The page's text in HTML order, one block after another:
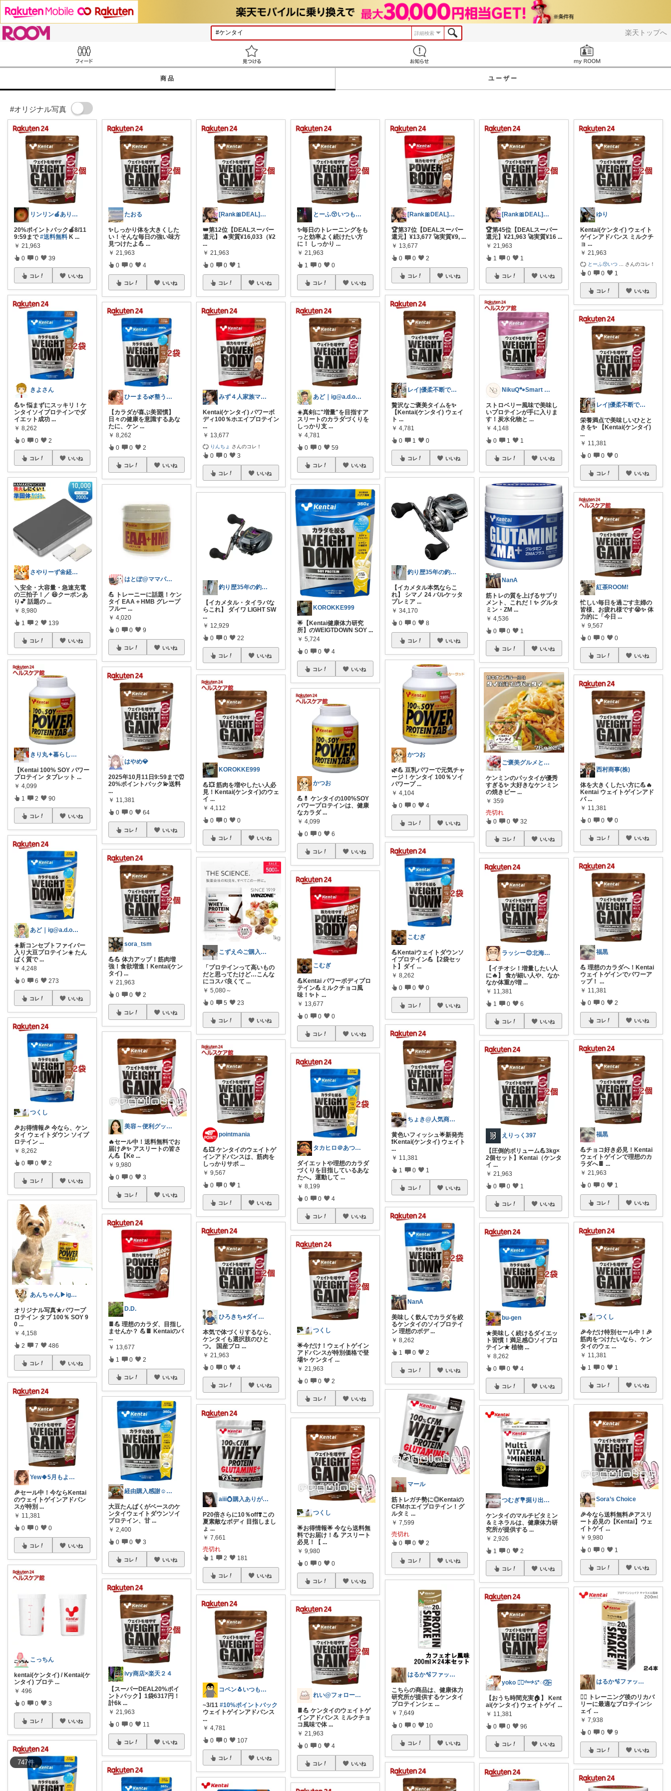
楽天トップへ
詳細検索
商品 ユーザー
#オリジナル写真
747件
リンリン🍎ありがとうございます😊
20%ポイントバック🍎8/11
9:59まで#送料無料 K ...
￥ 21,963
0 0 39
コレ いいね
きよさん
💪✨ 悩まずにスッキリ！ケ
ンタイソイプロテインでダ
イエット成功 ...
￥ 8,262
0 0 2
コレ いいね
さやりーず🌼経由購入ありがとう
＼安全・大容量・急速充電
の三拍子！／ 😆クーポンあ
り💕 話題の ...
￥ 8,980
1 2 139
コレ いいね
きり丸✦暮らしが整う日用雑貨セレクト🐇
【Kentai 100% SOY パワー
プロテイン タブレット ...
￥ 4,099
1 2 90
コレ いいね
あど｜ig@a.d.o_protein
☀️新コンセプトファイバー
入り大豆プロテイン☀️ たん
ぱく質で ...
￥ 4,248
0 6 273
コレ いいね
つくし
🎉お得情報🎉 今なら、ケン
タイ ウェイトダウン ソイプ
ロテイン ...
￥ 8,262
0 0 2
コレ いいね
あんちゃん▶︎ig♔haruan7509
オリジナル写真★パワープ
ロテイン タブ 100％ SOY 9
0 ...
￥ 4,158
2 7 486
コレ いいね
Yew🍀5月もよろしく♪
🎉セール中！今ならKentai
のウェイトゲインアドバン
スが特別 ...
￥ 11,381
0 0 0
コレ いいね
こっちん
kentai(ケンタイ) / Kentai(ケ
ンタイ) プロテ ...
￥ 496
0 0 3
コレ いいね
たおる
✨しっかり体を大きくした
い！そんな毎日の強い味方
見つけたよ💪...
￥ 21,963
0 0 4
コレ いいね
ひーまる🌿整う暮らしと成分美容
【カラダが喜ぶ美習慣】
日々の健康を意識するあな
たに、ケン ...
￥ 8,262
0 0 2
コレ いいね
はとぽ@ママパパの神育児グッズ✨
💪 トレーニーに話題！ケン
タイ EAA＋HMB グレープ
フルー ...
￥ 4,020
0 0 9
コレ いいね
はやめ💎
2025年10月11日9:59まで⏰
20%ポイントバック💫送料
...
￥ 11,381
0 0 64
コレ いいね
sora_tsm
💪💪 体力アップ！筋肉増
強！食欲増進！Kentai(ケン
タイ) ...
￥ 21,963
0 0 2
コレ いいね
美容～便利グッズメイン✨
🔥セール中！送料無料でお
届け🎉✨ アスリートの皆さ
ん💪【Ke ...
￥ 9,980
0 0 3
コレ いいね
D.D.
🍫💪 理想のカラダ、目指し
ませんか？ 💪🍫 Kentaiのパ
...
￥ 13,677
1 0 2
コレ いいね
経由購入感謝☺️穏やかママ☃️
大豆たんぱくがベースのケ
ンタイウェイトダウンソイ
プロテイン、甘 ...
￥ 2,400
0 0 3
コレ いいね
ivy商店×楽天２４
【スーパーDEAL20%ポイ
ントバック】1袋6317円！
計6k ...
￥ 21,963
0 0 11
コレ いいね
[Rank🎀DEAL]毎日コレ＠ano
👑第12位【DEALスーパー
還元】 🔥実質¥16,033（¥2
...
￥ 21,963
0 0 1
コレ いいね
みず４人家族ママ★３０代子育て奮闘中🙆
Kentai(ケンタイ) パワーボ
ディ100％ホエイプロテイン
...
￥ 13,677
りんちょ さんのコレ！
0 0 3
コレ いいね
釣り歴35年の釣り道具録
【イカメタル・タイラバな
らこれ】 ダイワ LIGHT SW
...
￥ 12,929
0 0 22
コレ いいね
KOROKKE999
💪💥 筋肉を増やしたい人必
見！Kentai(ケンタイ)のウェ
イ ...
￥ 4,112
0 0 0
コレ いいね
こずえ🐴ご購入ありがとうございます✨
「プロテインって高いもの
だと思ってたけど…こんな
にコスパ良くて ...
￥ 5,080～
0 5 23
コレ いいね
pointmania
💪💥 ケンタイのウェイトゲ
インアドバンスは、筋肉を
しっかりサポ ...
￥ 9,567
0 0 1
コレ いいね
ひろきち⭐︎ダイエットのプロ
本気で体づくりするなら、
ケンタイも選択肢のひと
つ。 国産プロ ...
￥ 21,963
0 0 4
コレ いいね
aiii💍購入ありがとうございます☺️
P20倍さらに10％off❣️この
夏素敵なボディ 目指しまし
ょ ...
￥ 7,661
売切れ
1 2 181
コレ いいね
コペン🐧いつもありがとう✨
~3/11#10%ポイントバック
ウェイトゲインアドバンス
...
￥ 4,781
0 0 107
コレ いいね
とーふ😚いつもご購入感謝です🙇
✨毎日のトレーニングをも
っと効率よく続けたい方
に！ しっかり ...
￥ 21,963
1 0 0
コレ いいね
あど｜ig@a.d.o_protein
☀️真剣に"増量"を目指すア
スリートのカラダづくりを
しっかり支 ...
￥ 4,781
0 0 59
コレ いいね
KOROKKE999
🌟【Kentai健康体力研究
所】のWEIGTDOWN SOY...
￥ 5,724
0 0 4
コレ いいね
かつお
💪💊 ケンタイの100%SOY
パワープロテインは、健康
なカラダ ...
￥ 4,099
0 0 6
コレ いいね
こむぎ
💪Kentai パワーボディプロ
テイン💪ミルクチョコ風
味！✨ト ...
￥ 13,677
0 0 0
コレ いいね
タカヒロ＠あつまれどうぶつの森
ダイエットや理想のカラダ
づくりを目指しているあな
たへ。運動して ...
￥ 8,199
0 0 4
コレ いいね
つくし
🌟今だけ！ウェイトゲイン
アドバンスが特別価格で登
場✨ ケンタイ ...
￥ 21,963
0 0 2
コレ いいね
つくし
🌟お得情報🌟 今なら送料無
料でお届け！💪 アスリート
必見！【 ...
￥ 9,980
0 0 0
コレ いいね
れい@フォロー＆経由購入感謝です♪
🍫💪 ケンタイのウェイトゲ
インアドバンス ミルクチョ
コ風味で体 ...
￥ 21,963
0 0 4
コレ いいね
[Rank🎀DEAL]毎日コレ@ano
🏆第37位【DEALスーパー
還元】¥13,677 🚀実質¥9, ...
￥ 13,677
0 0 2
コレ いいね
レイ|優柔不断で選べない🥲
贅沢なご褒美タイムを✨
【Kentai(ケンタイ) ウェイ
ト ...
￥ 4,781
0 1 0
コレ いいね
釣り歴35年の釣り道具録
【イカメタル本気ならこ
れ】 シマノ 24 バルケッタ
プレミア ...
￥ 34,170
0 0 8
コレ いいね
かつお
🌿💪 豆乳パワーで元気チャ
ージ！ケンタイ 100％ソイ
パワープ ...
￥ 4,104
0 0 4
コレ いいね
こむぎ
💪Kentaiウェイトダウンソ
イプロテイン💪【2袋セッ
ト】ダイ ...
￥ 8,262
0 0 0
コレ いいね
ちょき@人気商品紹介いつも購入ありがとう
黄色いフィッシュ🌟新発売
❗️Kentai(ケンタイ) ウェイト
...
￥ 11,381
1 0 1
コレ いいね
NanA
美味しく飲んでカラダを絞
るケンタイのソイプロテイ
ン 理想のボデ ...
￥ 8,262
1 0 2
コレ いいね
マール
筋トレガチ勢に◎Kentaiの
CFMホエイプロテイン！グ
ルタミ ...
￥ 7,599
売切れ
0 0 2
コレ いいね
はるか🫧ファッション・日用品・ヨガ
こちらの商品は、健康体力
研究所が提供するケンタイ
プロテインシェ ...
￥ 7,649
0 0 10
コレ いいね
[Rank🎀DEAL]毎日コレ@ano
🏆第45位【DEALスーパー
還元】¥21,963 🚀実質¥16 ...
￥ 21,963
1 0 1
コレ いいね
NikuQ🐾Smart Choice
ストロベリー風味で美味し
いプロテインが手に入りま
す！炭水化物と ...
￥ 4,148
0 1 1
コレ いいね
NanA
筋トレの質を上げるサプリ
メント、これだ！✨ グルタ
ミン・ZM ...
￥ 4,536
0 0 1
コレ いいね
ご褒美グルメと便利キッチン
ケンミンのパッタイが優秀
すぎる✨ 大好きなケンミン
の焼きビー ...
￥ 359
売切れ
0 0 32
コレ いいね
ラッシー😊北海道😆
【イチオシ！増量したい人
に🔥】 食が細い人や、なか
なか体重が増 ...
￥ 11,381
1 0 6
コレ いいね
えりっく397
【圧倒的ボリューム💪3kg×
2個セット】Kentai（ケンタ
イ ...
￥ 21,963
0 0 1
コレ いいね
bu-gen
★美味しく続けるダイエッ
ト習慣！満足感◎ソイプロ
テイン★ 植物 ...
￥ 8,262
0 0 4
コレ いいね
つむぎ💐掘り出し物探索中📿
ケンタイのマルチビタミン
＆ミネラルは、健康体力研
究所が提供する ...
￥ 2,926
1 0 2
コレ いいね
yoko ◡̈⃝ᵗʱᵃᵑᵏઽ*◌♡⃝⑅⃝
【おうち時間充実🏠】 Kent
ai(ケンタイ) ウェイトゲイ ...
￥ 11,381
0 0 96
コレ いいね
ゆり
Kentai(ケンタイ) ウェイト
ゲインアドバンス ミルクチ
ョ ...
￥ 21,963
とーふ😚いつ さんのコレ！
0 0 1
コレ いいね
レイ|優柔不断で選べない🥲
栄養満点で美味しいひとと
きを✨ 【Kentai(ケンタイ)
...
￥ 11,381
0 0 0
コレ いいね
紅茶ROOM!
忙しい毎日を過ごす主婦の
皆様、お疲れ様です😭✨ 体
力的に「今日 ...
￥ 9,567
0 0 0
コレ いいね
西村商事(株)
体を大きくしたい方に💪🔥
Kentai ウェイトゲインアド
バ ...
￥ 11,381
0 0 0
コレ いいね
福黒
💪 理想のカラダへ！Kentai
ウェイトゲインでパワーア
ップ！ ...
￥ 11,381
0 0 2
コレ いいね
福黒
💪チョコ好き必見！Kentai
ウェイトゲインで理想のカ
ラダへ🍫 ...
￥ 21,963
0 0 1
コレ いいね
つくし
🎉今だけ特別セール中！🎉
筋肉をつけたいなら、ケン
タイのウェ ...
￥ 11,381
1 0 1
コレ いいね
Sora’s Choice
🎉今なら送料無料🎉アスリ
ート必見の【Kentai】ウェ
イトゲイ ...
￥ 9,980
0 0 1
コレ いいね
はるか🫧ファッション・日用品・ヨガ
🏋️‍♀️ トレーニング後のリカバ
リーに最適なプロテインシ
ェイ ...
￥ 7,938
0 0 9
コレ いいね